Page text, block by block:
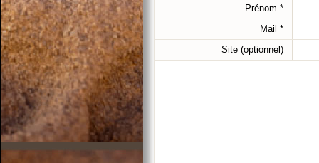
Prénom *
Mail *
Site (optionnel)